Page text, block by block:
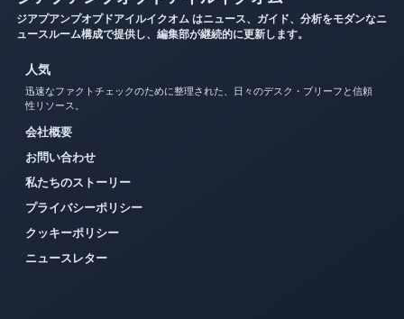
ジアプアンプオプドアイルイクオム はニュース、ガイド、分析をモダンなニ
ュースルーム構成で提供し、編集部が継続的に更新します。
人気
迅速なファクトチェックのために整理された、日々のデスク・ブリーフと信頼
性リソース。
会社概要
お問い合わせ
私たちのストーリー
プライバシーポリシー
クッキーポリシー
ニュースレター